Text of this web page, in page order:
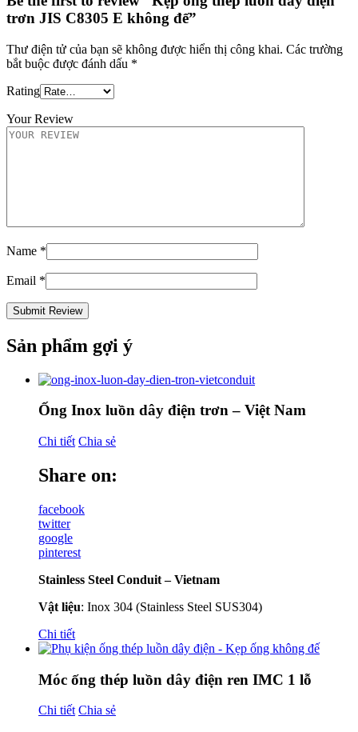
trơn JIS C8305 E không đế”
Thư điện tử của bạn sẽ không được hiển thị công khai. Các trường
bắt buộc được đánh dấu *
Rating
Your Review
Name *
Email *
Sản phẩm gợi ý
Ống Inox luồn dây điện trơn – Việt Nam
Chi tiết Chia sẻ
Share on:
facebook
twitter
google
pinterest
Stainless Steel Conduit – Vietnam
Vật liệu: Inox 304 (Stainless Steel SUS304)
Chi tiết
Móc ống thép luồn dây điện ren IMC 1 lỗ
Chi tiết Chia sẻ